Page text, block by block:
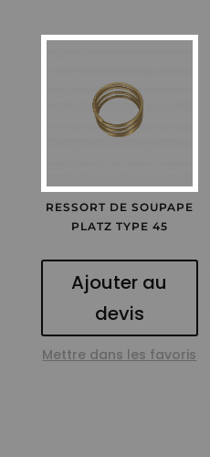
RESSORT DE SOUPAPE
PLATZ TYPE 45
Ajouter au
devis
Mettre dans les favoris